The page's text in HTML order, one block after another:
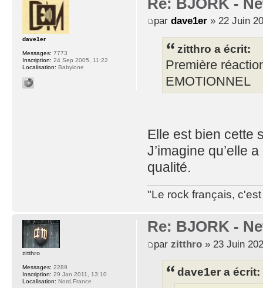
par dave1er» 22 Juin
zitthro a écrit:
Première
EMOTIONNEL
Elle est bien cette
J’imagine qu’elle
qualité.
"Le rock français,
dave1er
Messages: 7773
Inscription: 24 Sep 2005, 11:22
Localisation: Babylone
Re: BJORK -
par zitthro» 23 Juin
dave1er a écrit:
zitthro
Messages: 2289
Inscription: 29 Jan 2011, 13:10
Localisation: Nord,France